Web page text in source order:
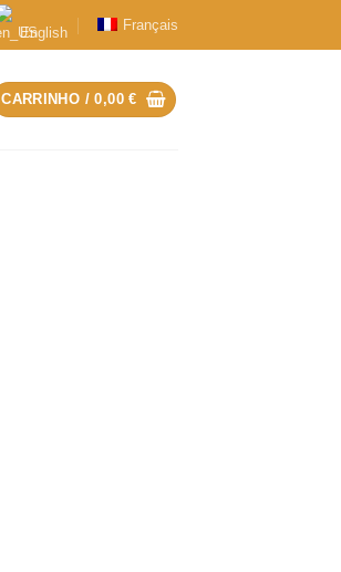
English Français
CARRINHO /0,00€